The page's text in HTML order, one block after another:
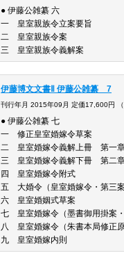
● 伊藤公雑纂 六
一 皇室親族令立案要旨
二 皇室親族令案
三 皇室親族令義解案
伊藤博文文書Ⅱ 伊藤公雑纂 7
刊行年月 2015年09月 定価17,600円
● 伊藤公雑纂 七
一 修正皇室婚嫁令草案
二 皇室婚嫁令義解上冊 第一
三 皇室婚嫁令義解下冊 第二
四 皇室婚嫁令附式
五 大婚令（皇室婚嫁令・第三案
六 皇
七 皇室婚嫁令（
八 皇室婚嫁令（朱
九 皇